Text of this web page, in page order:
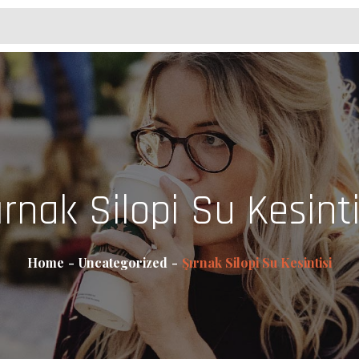
Silopi Su
Home Uncategorized Şırnak Silopi Su Kesintisi